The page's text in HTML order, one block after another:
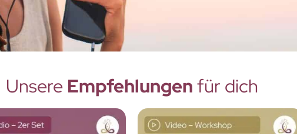
... wenn dich ein
Problem plagt!
Unsere Empfehlungenfür dich